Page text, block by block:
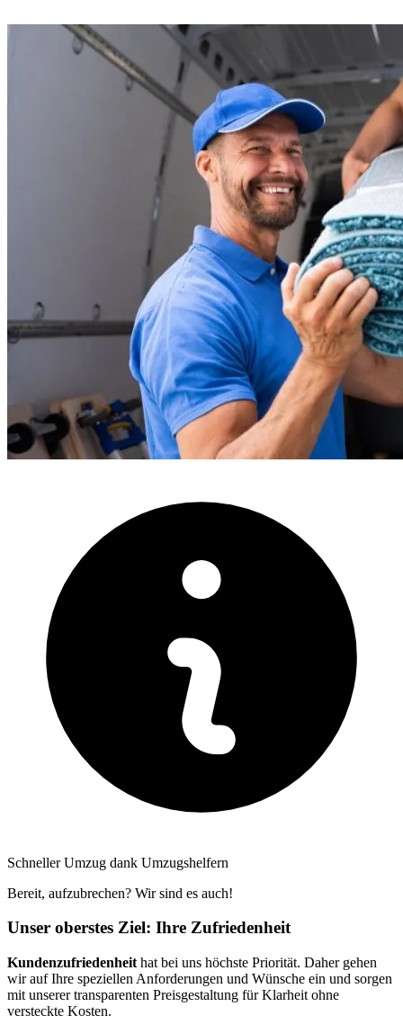
Schneller Umzug dank Umzugshelfern
Bereit, aufzubrechen? Wir sind es auch!
Unser oberstes Ziel: Ihre Zufriedenheit
Kundenzufriedenheit hat bei uns höchste Priorität. Daher gehen
wir auf Ihre speziellen Anforderungen und Wünsche ein und sorgen
mit unserer transparenten Preisgestaltung für Klarheit ohne
versteckte Kosten.